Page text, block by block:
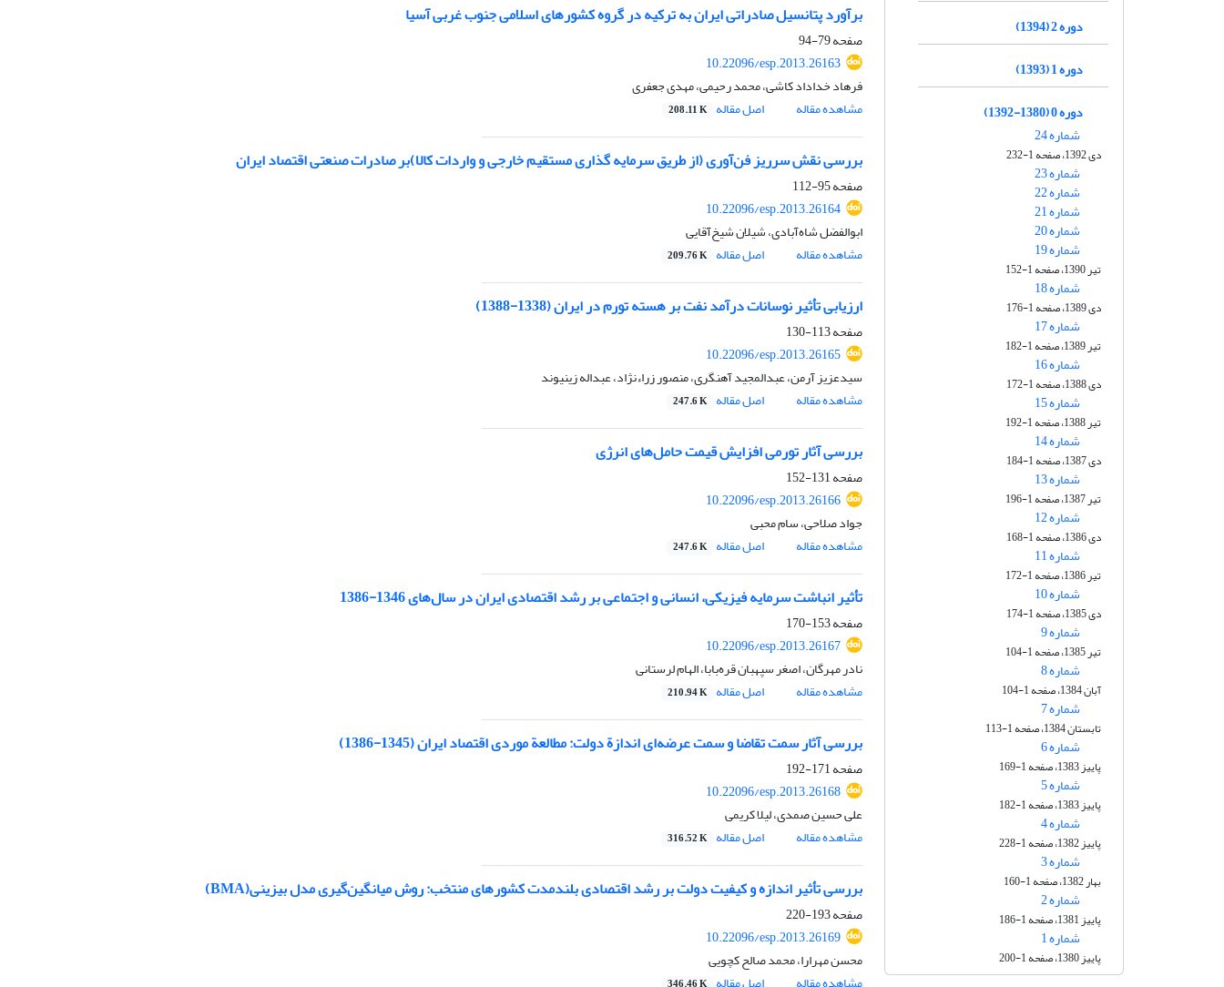
برآورد پتانسیل صادراتی ایران به ترکیه در گروه کشورهای اسلامی جنوب غربی آسیا
صفحه79-94
10.22096/esp.2013.26163
فرهاد خداداد کاشی، محمد رحیمی، مهدی جعفری
مشاهده مقاله
اصل مقاله 208.11 K
بررسی نقش سرریز فن‌آوری (از طریق سرمایه گذاری مستقیم خارجی و واردات کالا)بر صادرات صنعتی اقتصاد ایران
صفحه95-112
10.22096/esp.2013.26164
ابوالفضل شاه‌آبادی، شیلان شیخ‌آقایی
مشاهده مقاله
اصل مقاله 209.76 K
ارزیابی تأثیر نوسانات درآمد نفت بر هسته تورم در ایران (1338-1388)
صفحه113-130
10.22096/esp.2013.26165
سیدعزیز آرمن، عبدالمجید آهنگری، منصور زراء‌نژاد، عبداله زینیوند
مشاهده مقاله
اصل مقاله 247.6 K
بررسی آثار تورمی افزایش قیمت حامل‌های انرژی
صفحه131-152
10.22096/esp.2013.26166
جواد صلاحی، سام محبی
مشاهده مقاله
اصل مقاله 247.6 K
تأثیر انباشت سرمایه فیزیکی، انسانی و اجتماعی بر رشد اقتصادی ایران در سال‌های 1346-1386
صفحه153-170
10.22096/esp.2013.26167
نادر مهرگان، اصغر سپهبان قره‌بابا، الهام لرستانی
مشاهده مقاله
اصل مقاله 210.94 K
بررسی آثار سمت تقاضا و سمت عرضه‌ای اندازة دولت: مطالعة موردی اقتصاد ایران (1345-1386)
صفحه171-192
10.22096/esp.2013.26168
علی حسین صمدی، لیلا کریمی
مشاهده مقاله
اصل مقاله 316.52 K
بررسی تأثیر اندازه و کیفیت دولت بر رشد اقتصادی بلند‌مدت کشورهای منتخب: روش میانگین‌گیری مدل بیزینی(BMA)
صفحه193-220
10.22096/esp.2013.26169
محسن مهرارا، محمد صالح کچویی
دوره 2 (1394)
دوره 1 (1393)
دوره 0 (1380-1392)
شماره 24
دی 1392، صفحه 1-232
شماره 23
شماره 22
شماره 21
شماره 20
شماره 19
تیر 1390، صفحه 1-152
شماره 18
دی 1389، صفحه 1-176
شماره 17
تیر 1389، صفحه 1-182
شماره 16
دی 1388، صفحه 1-172
شماره 15
تیر 1388، صفحه 1-192
شماره 14
دی 1387، صفحه 1-184
شماره 13
تیر 1387، صفحه 1-196
شماره 12
دی 1386، صفحه 1-168
شماره 11
تیر 1386، صفحه 1-172
شماره 10
دی 1385، صفحه 1-174
شماره 9
تیر 1385، صفحه 1-104
شماره 8
آبان 1384، صفحه 1-104
شماره 7
تابستان 1384، صفحه 1-113
شماره 6
پاییز 1383، صفحه 1-169
شماره 5
پاییز 1383، صفحه 1-182
شماره 4
پاییز 1382، صفحه 1-228
شماره 3
بهار 1382، صفحه 1-160
شماره 2
پاییز 1381، صفحه 1-186
شماره 1
پاییز 1380، صفحه 1-200